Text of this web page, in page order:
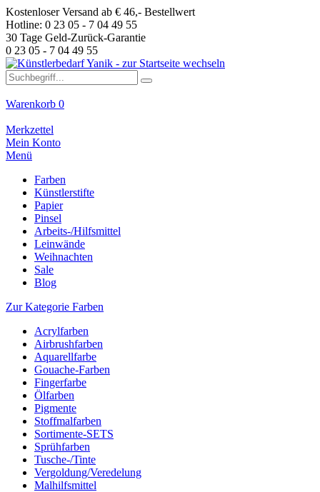
Kostenloser Versand ab € 46,- Bestellwert
Hotline: 0 23 05 - 7 04 49 55
30 Tage Geld-Zurück-Garantie
0 23 05 - 7 04 49 55
Warenkorb 0
Merkzettel
Mein Konto
Menü
Farben
Künstlerstifte
Papier
Pinsel
Arbeits-/Hilfsmittel
Leinwände
Weihnachten
Sale
Blog
Zur Kategorie Farben
Acrylfarben
Airbrushfarben
Aquarellfarbe
Gouache-Farben
Fingerfarbe
Ölfarben
Pigmente
Stoffmalfarben
Sortimente-SETS
Sprühfarben
Tusche-/Tinte
Vergoldung/Veredelung
Malhilfsmittel